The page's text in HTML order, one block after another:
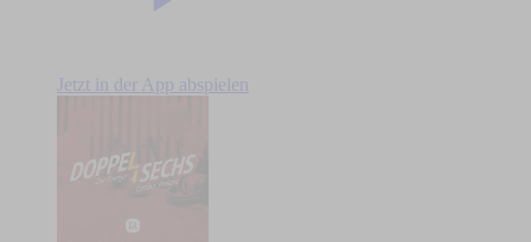
Jetzt in der App abspielen